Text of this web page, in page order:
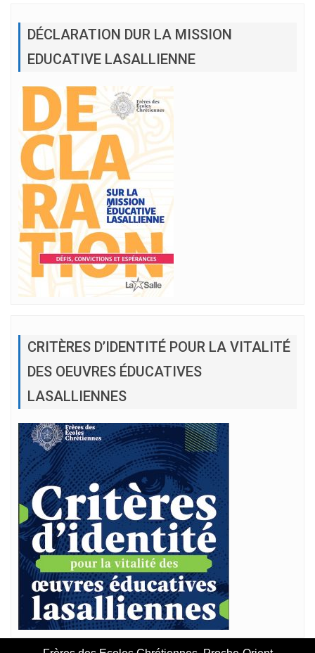
DÉCLARATION DUR LA MISSION
EDUCATIVE LASALLIENNE
CRITÈRES D’IDENTITÉ POUR LA VITALITÉ
DES OEUVRES ÉDUCATIVES
LASALLIENNES